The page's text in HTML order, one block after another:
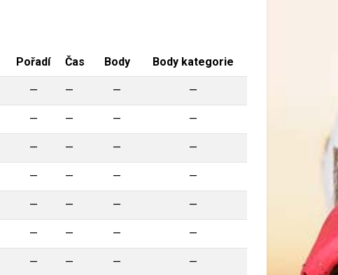
Pořadí Čas Body Body kategorie
— — — —
— — — —
— — — —
— — — —
— — — —
— — — —
— — — —